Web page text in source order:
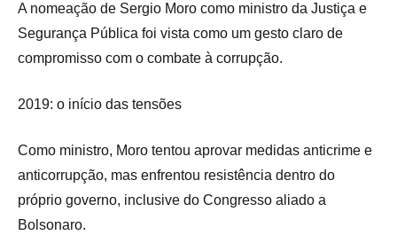
A nomeação de Sergio Moro como ministro da Justiça e
Segurança Pública foi vista como um gesto claro de
compromisso com o combate à corrupção.
2019: o início das tensões
Como ministro, Moro tentou aprovar medidas anticrime e
anticorrupção, mas enfrentou resistência dentro do
próprio governo, inclusive do Congresso aliado a
Bolsonaro.